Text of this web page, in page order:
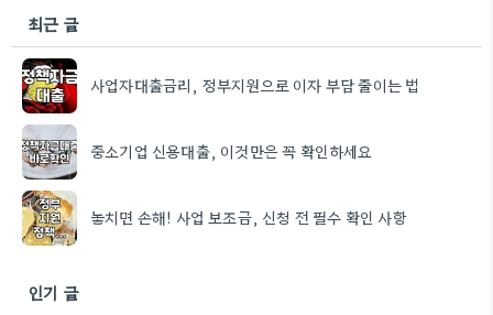
최근 글
사업자대출금리, 정부지원으로 이자 부담 줄이는 법
중소기업 신용대출, 이것만은 꼭 확인하세요
놓치면 손해! 사업 보조금, 신청 전 필수 확인 사항
인기 글